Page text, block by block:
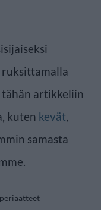
ruksittamalla
tähän artikkeliin
kuten kevät,
samasta